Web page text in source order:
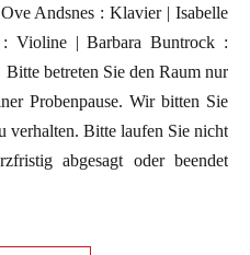
Andsnes : Klavier | Isabelle
Violine | Barbara Buntrock :
betreten Sie den Raum nur
Probenpause. Wir bitten Sie
verhalten. Bitte laufen Sie nicht
abgesagt oder beendet